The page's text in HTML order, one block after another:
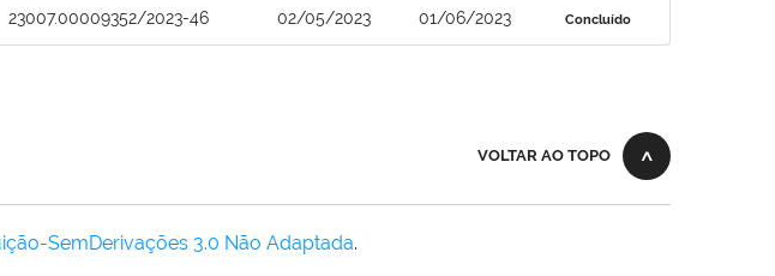
23007.00009352/2023-46 02/05/2023 01/06/2023 Concluído
VOLTAR AO TOPO
SemDerivações 3.0 Não Adaptada.